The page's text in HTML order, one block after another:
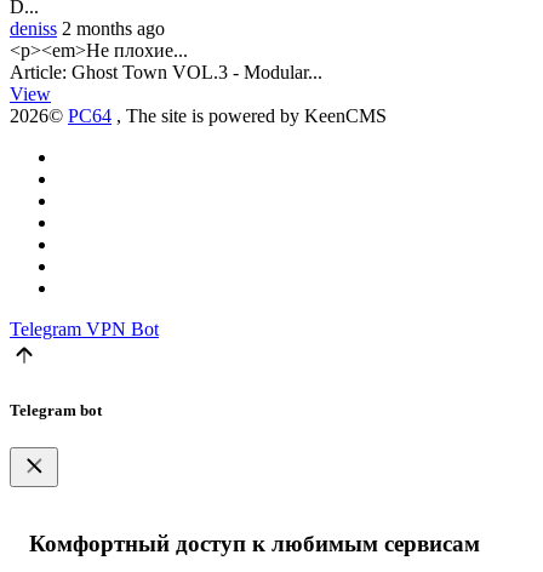
D...
deniss 2 months ago
<p><em>Не плохие...
Article: Ghost Town VOL.3 - Modular...
View
2026© PC64 , The site is powered by KeenCMS
Telegram VPN Bot
Telegram bot
Комфортный доступ к любимым сервисам